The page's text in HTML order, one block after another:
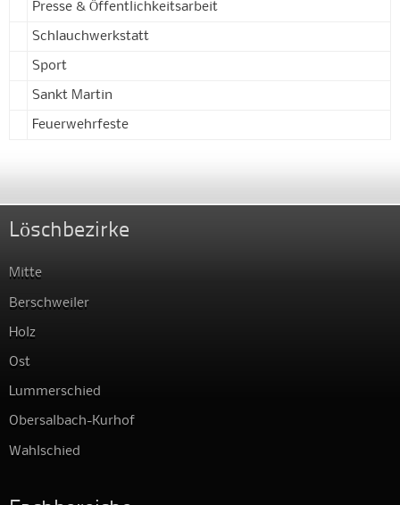
Presse & Öffentlichkeitsarbeit
Schlauchwerkstatt
Sport
Sankt Martin
Feuerwehrfeste
Löschbezirke
Mitte
Berschweiler
Holz
Ost
Lummerschied
Obersalbach-Kurhof
Wahlschied